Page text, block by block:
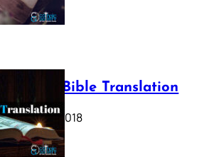
Webster Bible Translation
October 11, 2018